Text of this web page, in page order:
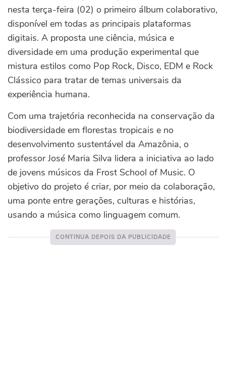
nesta terça-feira (02) o primeiro álbum colaborativo,
disponível em todas as principais plataformas
digitais. A proposta une ciência, música e
diversidade em uma produção experimental que
mistura estilos como Pop Rock, Disco, EDM e Rock
Clássico para tratar de temas universais da
experiência humana.
Com uma trajetória reconhecida na conservação da
biodiversidade em florestas tropicais e no
desenvolvimento sustentável da Amazônia, o
professor José Maria Silva lidera a iniciativa ao lado
de jovens músicos da Frost School of Music. O
objetivo do projeto é criar, por meio da colaboração,
uma ponte entre gerações, culturas e histórias,
usando a música como linguagem comum.